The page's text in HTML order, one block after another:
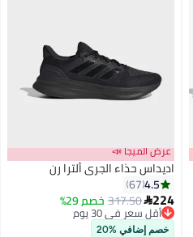
4
عرض الميجا 📣
اديداس حذاء الجري ألترا رن
4.5
67
224
317.50خصم 29%
أقل سعر في 30 يوم
أقل سعر في 30 يوم
خصم إضافي %20